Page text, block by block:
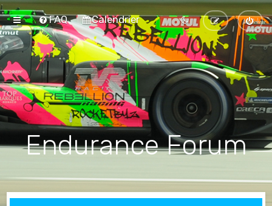
FAQ Calendrier
Endurance Forum